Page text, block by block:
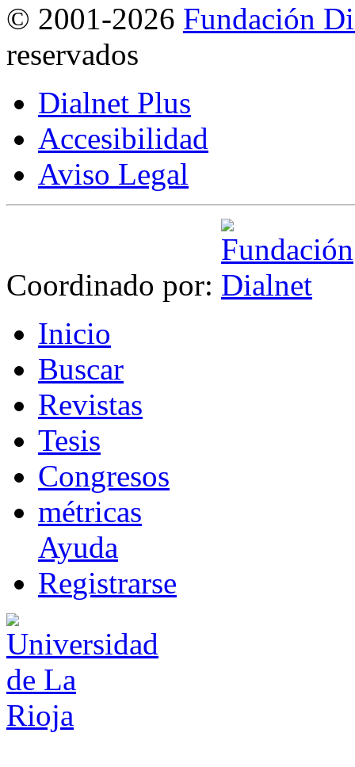
© 2001-2026 Fundación
reservados
Dialnet Plus
Accesibilidad
Aviso Legal
Coordinado por:
Inicio
Buscar
Revistas
Tesis
Congresos
métricas
Ayuda
Registrarse